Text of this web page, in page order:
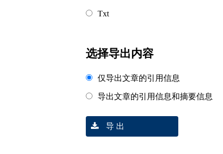
Txt
选择导出内容
仅导出文章的引用信息
导出文章的引用信息和摘要信息
导 出